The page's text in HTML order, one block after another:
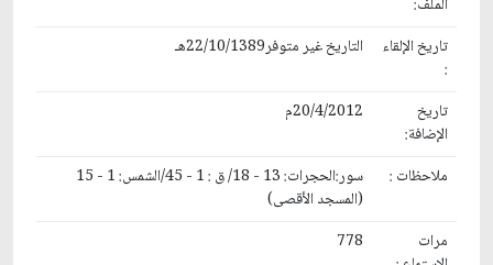
تاريخ الإلقاء
:
التاريخ غير متوفر22/10/1389هـ
تاريخ
الإضافة:
20/4/2012م
ملاحظات :
سور:الحجرات: 13 - 18/ ق : 1 - 45/الشمس: 1 - 15
(المسجد الأقصى)
مرات
778